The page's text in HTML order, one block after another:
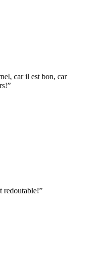
car il est bon, car
”
redoutable!”